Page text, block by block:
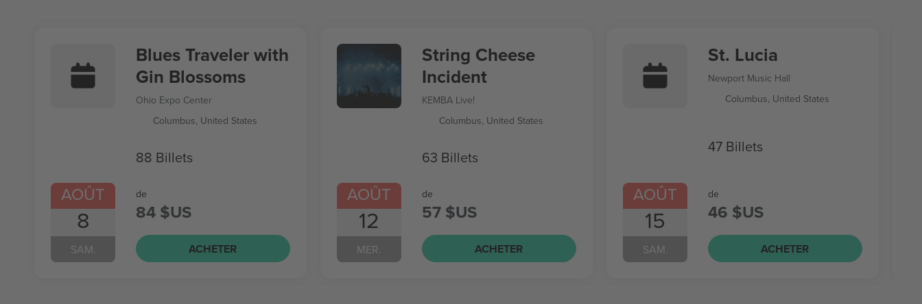
AOÛT
8
SAM.
Blues Traveler with
Gin Blossoms
Ohio Expo Center
Columbus, United States
88 Billets
de
84 $US
ACHETER
AOÛT
12
MER.
String Cheese
Incident
KEMBA Live!
Columbus, United States
63 Billets
de
57 $US
ACHETER
AOÛT
15
SAM.
St. Lucia
Newport Music Hall
Columbus, United States
47 Billets
de
46 $US
ACHETER